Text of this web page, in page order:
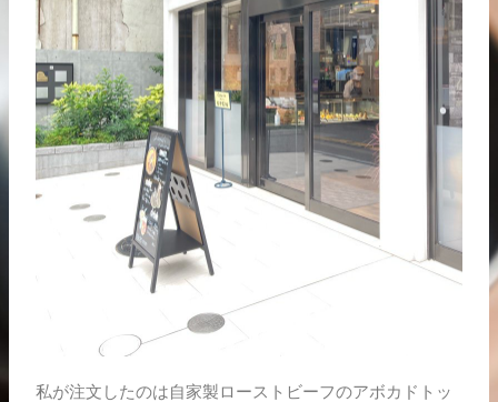
私が注文したのは自家製ローストビーフのアボカドトッ